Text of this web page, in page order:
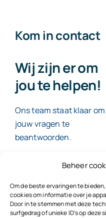
Beheer
Om de beste ervaringen te
cookies om informatie over je
Door in te stemmen met deze
surfgedrag of unieke ID's op deze
Kom in contact
Wij zijn er om
jou te helpen!
Ons team staat klaar om
jouw vragen te
beantwoorden.
Contact